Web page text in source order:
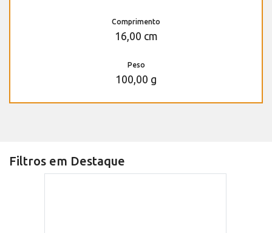
Comprimento
16,00 cm
Peso
100,00 g
Filtros em Destaque